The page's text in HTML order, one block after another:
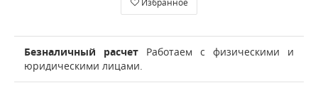
Избранное
Безналичный расчет Работаем с физическими и
юридическими лицами.